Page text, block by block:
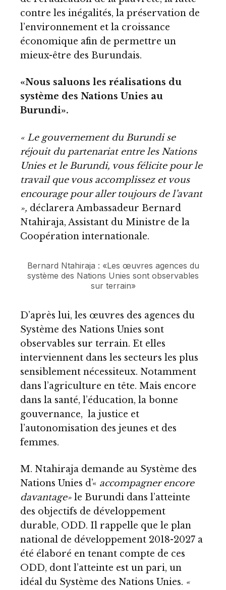
contre les inégalités, la préservation de
l’environnement et la croissance
économique afin de permettre un
mieux-être des Burundais.
«Nous saluons les réalisations du
système des Nations Unies au
Burundi».
« Le gouvernement du Burundi se
réjouit du partenariat entre les Nations
Unies et le Burundi, vous félicite pour le
travail que vous accomplissez et vous
encourage pour aller toujours de l’avant
», déclarera Ambassadeur Bernard
Ntahiraja, Assistant du Ministre de la
Coopération internationale.
Bernard Ntahiraja : «Les œuvres agences du
système des Nations Unies sont observables
sur terrain»
D’après lui, les œuvres des agences du
Système des Nations Unies sont
observables sur terrain. Et elles
interviennent dans les secteurs les plus
sensiblement nécessiteux. Notamment
dans l’agriculture en tête. Mais encore
dans la santé, l’éducation, la bonne
gouvernance, la justice et
l’autonomisation des jeunes et des
femmes.
M. Ntahiraja demande au Système des
Nations Unies d’« accompagner encore
davantage» le Burundi dans l’atteinte
des objectifs de développement
durable, ODD. Il rappelle que le plan
national de développement 2018-2027 a
été élaboré en tenant compte de ces
ODD, dont l’atteinte est un pari, un
idéal du Système des Nations Unies. «